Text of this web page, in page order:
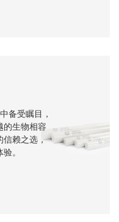
备受瞩目，
的生物相容
信赖之选，
。